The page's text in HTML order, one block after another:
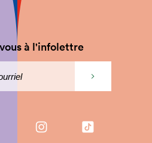
à l'infolettre